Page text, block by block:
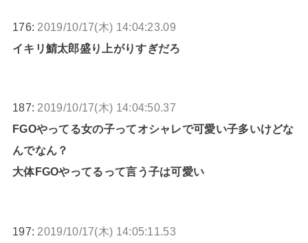
176: 2019/10/17(木) 14:04:23.09
イキリ鯖太郎盛り上がりすぎだろ
187: 2019/10/17(木) 14:04:50.37
FGOやってる女の子ってオシャレで可愛い子多いけどな
んでなん？
大体FGOやってるって言う子は可愛い
197: 2019/10/17(木) 14:05:11.53